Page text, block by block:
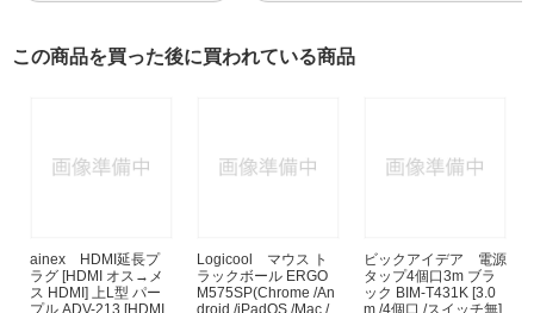
この商品を買った後に買われている商品
ainex HDMI延長プ
ラグ [HDMI オス→メ
ス HDMI] 上L型 パー
Logicool マウス ト
ラックボール ERGO
M575SP(Chrome /An
ビックアイデア 電源
タップ4個口3m ブラ
ック BIM-T431K [3.0